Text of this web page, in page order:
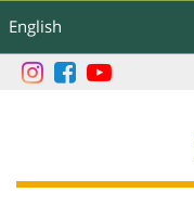
English